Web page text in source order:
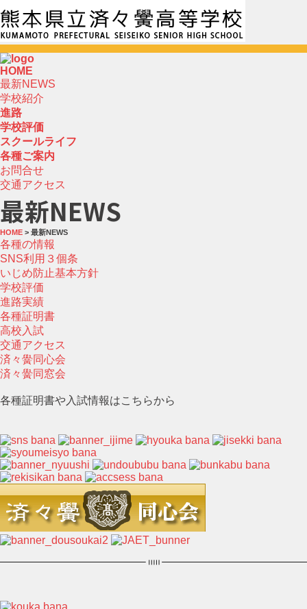
HOME
最新NEWS
学校紹介
進路
学校評価
スクールライフ
各種ご案内
お問合せ
交通アクセス
最新NEWS
HOME > 最新NEWS
各種の情報
SNS利用３個条
いじめ防止基本方針
学校評価
進路実績
各種証明書
高校入試
交通アクセス
済々黌同心会
済々黌同窓会
各種証明書や入試情報はこちらから